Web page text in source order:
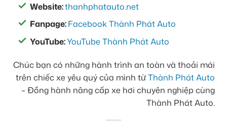
Website:thanhphatauto.net
Fanpage:Facebook Thành Phát Auto
YouTube:YouTube Thành Phát Auto
Chúc bạn có những hành trình an toàn và thoải mái
trên chiếc xe yêu quý của mình từThành Phát Auto
– Đồng hành nâng cấp xe hơi chuyên nghiệp cùng
Thành Phát Auto.